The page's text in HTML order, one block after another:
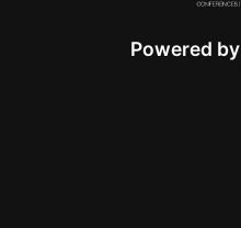
Powered by